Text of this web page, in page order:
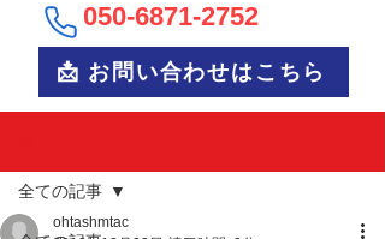
050-6871-2752
📩 お問い合わせはこちら
全ての記事
ohtashmtac